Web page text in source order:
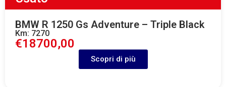
BMW R 1250 Gs Adventure – Triple Black
Km: 7270
€18700,00
Scopri di più